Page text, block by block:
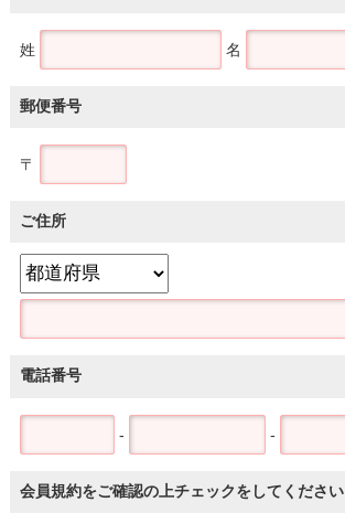
姓 名
郵便番号
〒
ご住所
電話番号
- -
会員規約をご確認の上チェックをしてください